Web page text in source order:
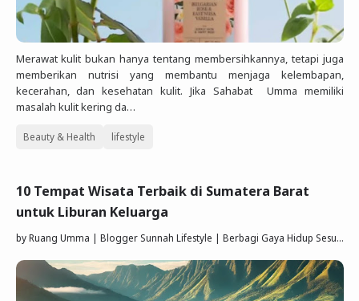
Merawat kulit bukan hanya tentang membersihkannya, tetapi juga
memberikan nutrisi yang membantu menjaga kelembapan,
kecerahan, dan kesehatan kulit. Jika Sahabat Umma memiliki
masalah kulit kering da…
Beauty & Health lifestyle
10 Tempat Wisata Terbaik di Sumatera Barat
untuk Liburan Keluarga
byRuang Umma | Blogger Sunnah Lifestyle | Berbagi Gaya Hidup Sesuai Quran Sunnah